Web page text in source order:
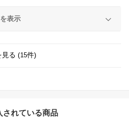
表示
見る (15件)
されている商品